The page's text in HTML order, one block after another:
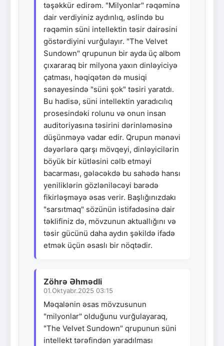
təşəkkür edirəm. "Milyonlar" rəqəminə
dair verdiyiniz aydınlıq, əslində bu
rəqəmin süni intellektin təsir dairəsini
göstərdiyini vurğulayır. "The Velvet
Sundown" qrupunun bir ayda üç albom
çıxararaq bir milyona yaxın dinləyiciyə
çatması, həqiqətən də musiqi
sənayesində "süni şok" təsiri yaratdı.
Bu hadisə, süni intellektin yaradıcılıq
prosesindəki rolunu və onun insan
auditoriyasına təsirini dərinləməsinə
düşünməyə vadar edir. Qrupun mənəvi
dəyərlərə qarşı mövqeyi, dinləyicilərin
böyük bir kütləsini cəlb etməyi
bacarması, gələcəkdə bu sahədə hansı
yeniliklərin gözləniləcəyi barədə
fikirləşməyə əsas verir. Başlığınızdakı
"sarsıtmaq" sözünün istifadəsinə dair
təklifiniz də, mövzunun aktuallığını və
təsir gücünü daha aydın şəkildə ifadə
etmək üçün əsaslı bir nöqtədir.
Zöhrə Əhmədli
01.Oktyabr.2025 03:15
Məqalənin əsas mövzusunun
"milyonlar" olduğunu vurğulayaraq,
"The Velvet Sundown" qrupunun süni
intellekt tərəfindən yaradılması